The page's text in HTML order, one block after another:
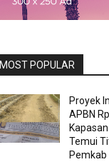
MOST POPULAR
Proyek
APBN
Temui